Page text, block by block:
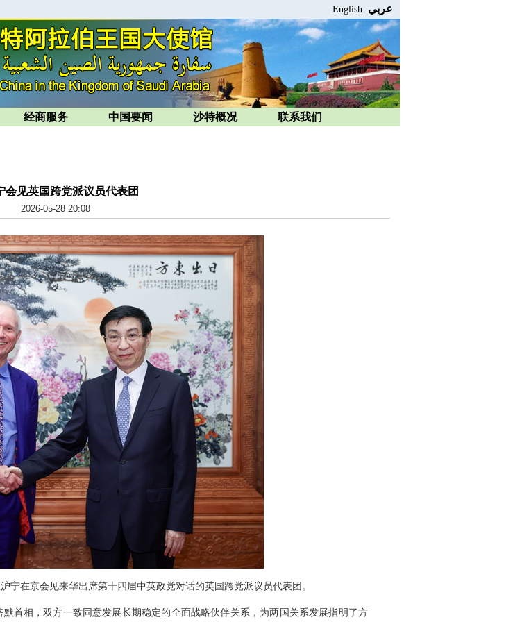
English عربي
经商服务 中国要闻 沙特概况 联系我们
会见英国跨党派议员代表团
2026-05-28 20:08
宁在京会见来华出席第十四届中英政党对话的英国跨党派议员代表团。
首相，双方一致同意发展长期稳定的全面战略伙伴关系，为两国关系发展指明了方